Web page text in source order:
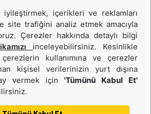
içerikleri ve reklamları
site trafiğini analiz etmek amacıyla
Çerezler hakkında detaylı bilgi
inceleyebilirsiniz. Kesinlikle
kullanımına ve çerezler
kişisel verilerinizin yurt dışına
vermek için'Tümünü Kabul Et'